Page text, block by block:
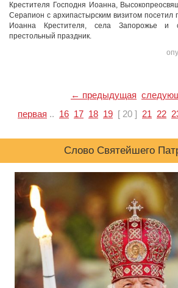
Крестителя Господня Иоанна,
Серапион с архипастырским визитом посетил
Иоанна Крестителя, села Запорожье и
престольный праздник.
← предыдущая
первая .. 16 17 18 19 [ 20 ] 21 22
Слово Святейшего